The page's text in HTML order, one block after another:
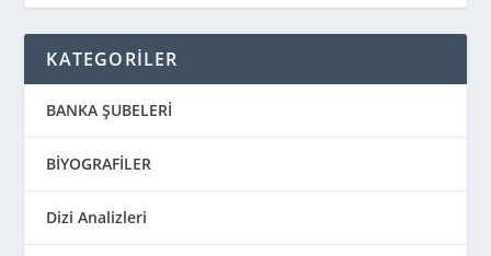
KATEGORİLER
BANKA ŞUBELERİ
BİYOGRAFİLER
Dizi Analizleri